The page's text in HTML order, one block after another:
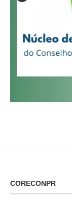
CORECONPR